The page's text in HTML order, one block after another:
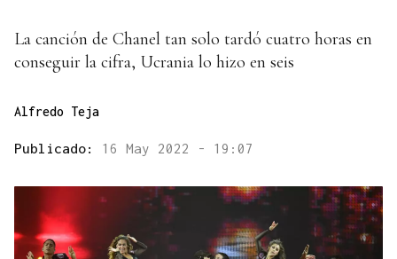
La canción de Chanel tan solo tardó cuatro horas en
conseguir la cifra, Ucrania lo hizo en seis
Alfredo Teja
Publicado: 16 May 2022 - 19:07